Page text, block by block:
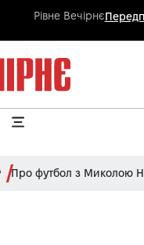
Рівне Вечірнє
Про футбол з Миколою